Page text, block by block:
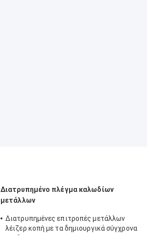
Διατρυπημένο πλέγμα καλωδίων
μετάλλων
Διατρυπημένες επιτροπές μετάλλων
λέιζερ κοπή με τα δημιουργικά σύγχρονα